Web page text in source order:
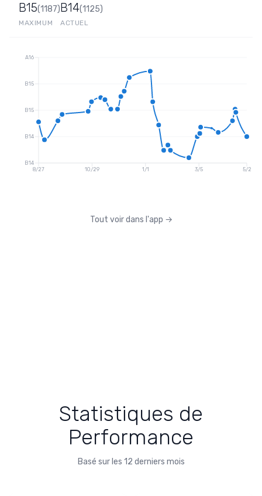
B15(1187)
MAXIMUM
B14(1125)
ACTUEL
8/27 10/29 1/1 3/5 5/2
B14
B14
B15
B15
A16
Tout voir dans l'app →
Statistiques de
Performance
Basé sur les 12 derniers mois